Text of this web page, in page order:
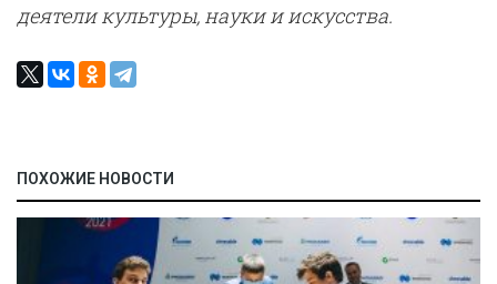
деятели культуры, науки и искусства.
ПОХОЖИЕ НОВОСТИ